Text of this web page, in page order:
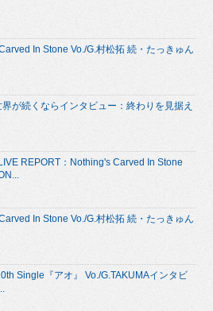
In Stone Vo./G.村松拓 続・たっきゅん
が続くならインタビュー：終わりを見据え
REPORT：Nothing's Carved In Stone
In Stone Vo./G.村松拓 続・たっきゅん
Single『アオ』 Vo./G.TAKUMAインタビ